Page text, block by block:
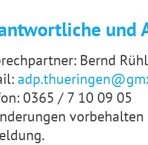
und
Bernd
0365 / 7 10 09 05